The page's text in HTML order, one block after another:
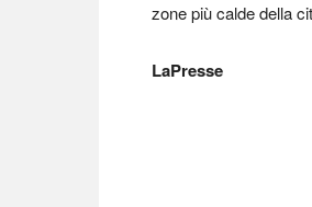
zone più calde della
LaPresse